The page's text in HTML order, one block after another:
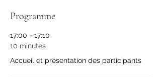
Programme
17:00 - 17:10
10 minutes
Accueil et présentation des participants